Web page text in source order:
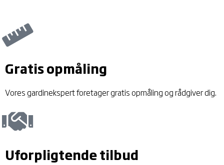
Gratisopmåling
Vores gardinekspert foretager gratis opmåling og rådgiver dig.
Uforpligtendetilbud